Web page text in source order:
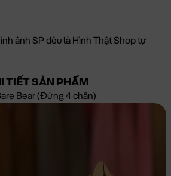
ảnh SP đều là Hình Thật Shop tự
TIẾT SẢN PHẨM
Bear (Đứng 4 chân)